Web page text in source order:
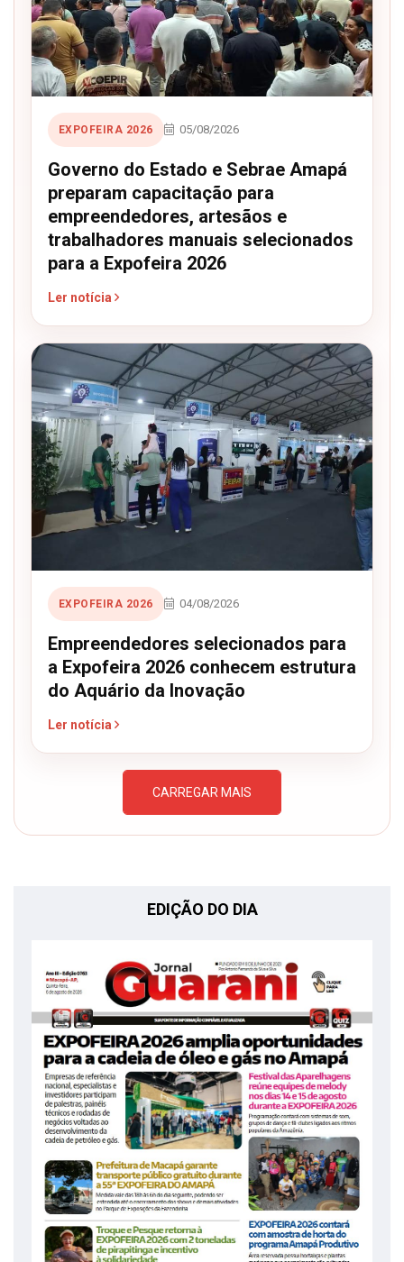
EXPOFEIRA 2026 05/08/2026
Governo do Estado e Sebrae Amapá
preparam capacitação para
empreendedores, artesãos e
trabalhadores manuais selecionados
para a Expofeira 2026
Ler notícia
EXPOFEIRA 2026 04/08/2026
Empreendedores selecionados para
a Expofeira 2026 conhecem estrutura
do Aquário da Inovação
Ler notícia
CARREGAR MAIS
EDIÇÃO DO DIA